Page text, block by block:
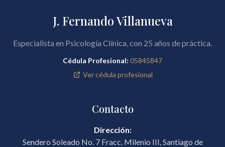
J. Fernando Villanueva
Especialista en Psicología Clínica, con 25 años de práctica.
Cédula Profesional: 05845847
Ver cédula profesional
Contacto
Dirección:
Sendero Soleado No. 7 Fracc. Milenio III, Santiago de